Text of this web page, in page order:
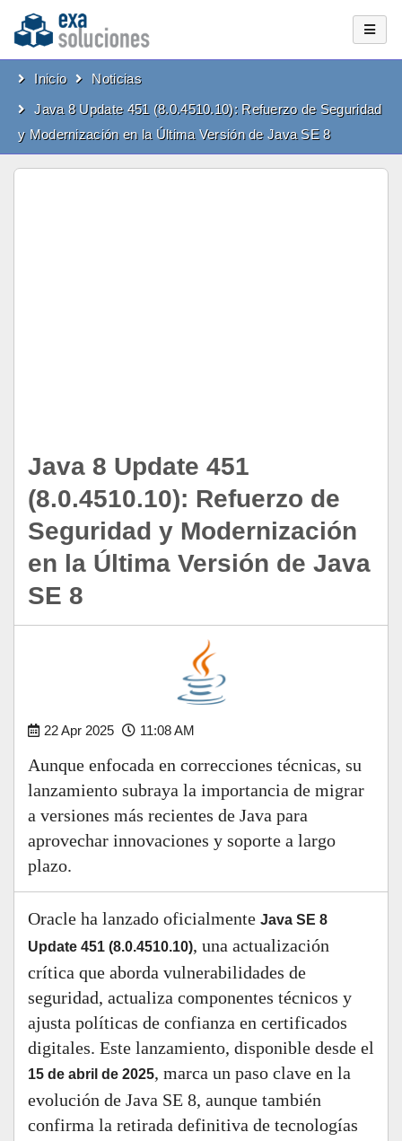
Inicio
Noticias
Java 8 Update 451 (8.0.4510.10): Refuerzo de Seguridad
y Modernización en la Última Versión de Java SE 8
Java 8 Update 451
(8.0.4510.10): Refuerzo de
Seguridad y Modernización
en la Última Versión de Java
SE 8
22 Apr 2025 11:08 AM
Aunque enfocada en correcciones técnicas, su
lanzamiento subraya la importancia de migrar
a versiones más recientes de Java para
aprovechar innovaciones y soporte a largo
plazo.
Oracle ha lanzado oficialmente Java SE 8
Update 451 (8.0.4510.10), una actualización
crítica que aborda vulnerabilidades de
seguridad, actualiza componentes técnicos y
ajusta políticas de confianza en certificados
digitales. Este lanzamiento, disponible desde el
15 de abril de 2025, marca un paso clave en la
evolución de Java SE 8, aunque también
confirma la retirada definitiva de tecnologías